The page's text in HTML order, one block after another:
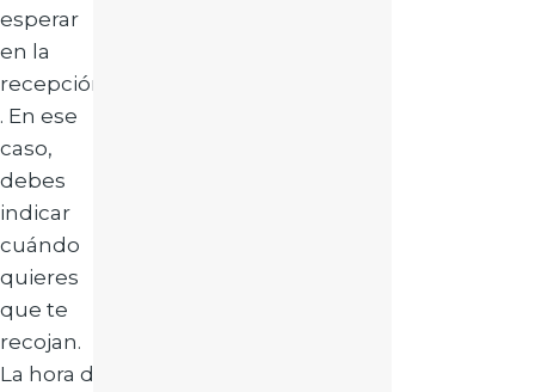
esperar
en la
recepción
. En ese
caso,
debes
indicar
cuándo
quieres
que te
recojan.
La hora de